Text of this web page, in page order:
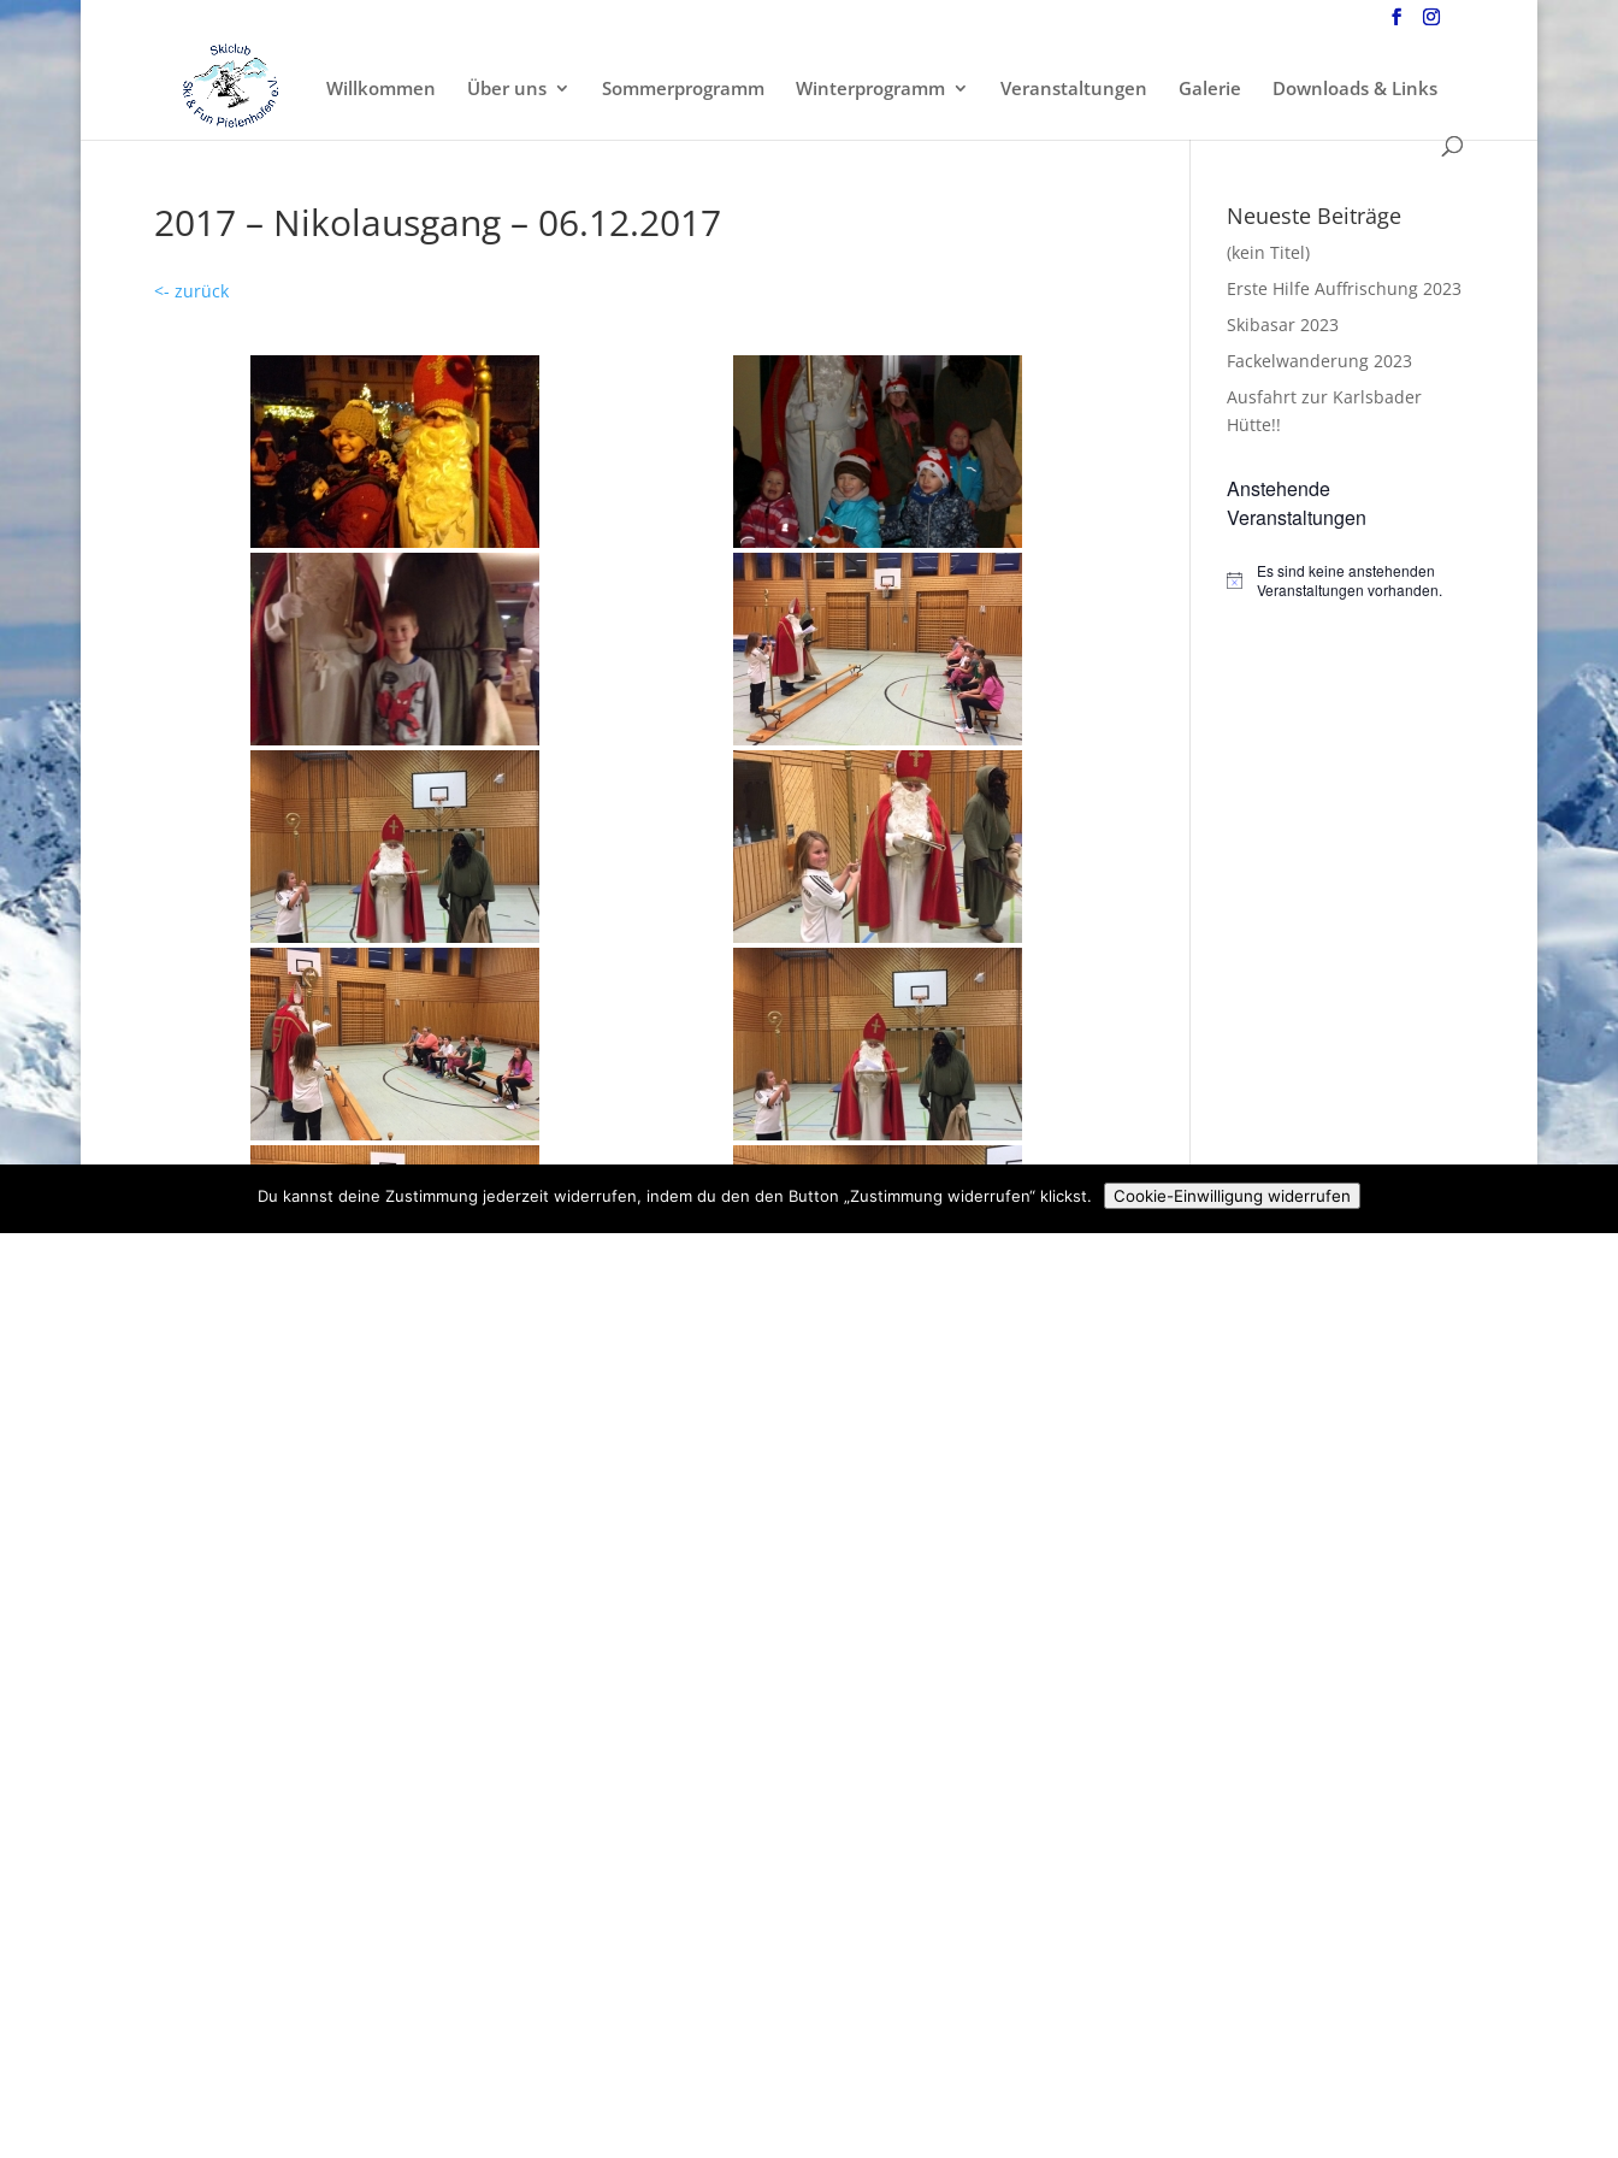
Willkommen Über uns Sommerprogramm Winterprogramm Veranstaltungen Galerie Downloads & Links
2017 – Nikolausgang – 06.12.2017
<- zurück
Neueste Beiträge
(kein Titel)
Erste Hilfe Auffrischung 2023
Skibasar 2023
Fackelwanderung 2023
Ausfahrt zur Karlsbader
Hütte!!
Anstehende
Veranstaltungen
Hinweis
Es sind keine anstehenden
Veranstaltungen vorhanden.
Du kannst deine Zustimmung jederzeit widerrufen, indem du den den Button „Zustimmung widerrufen“ klickst. Cookie-Einwilligung widerrufen